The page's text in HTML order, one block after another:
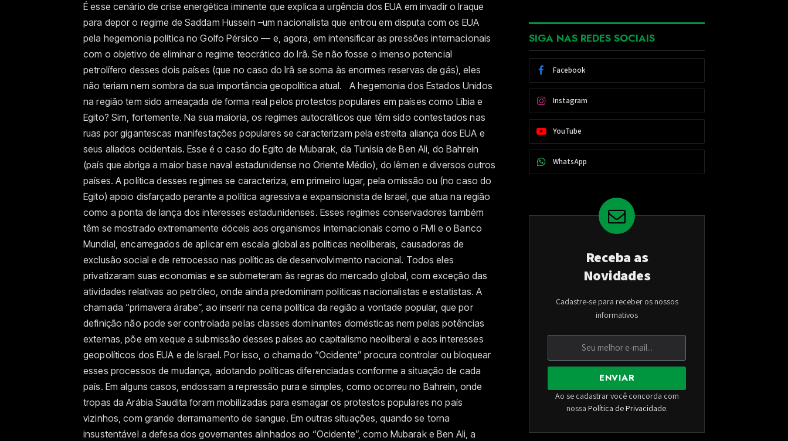
É esse cenário de crise energética iminente que explica a urgência dos EUA em invadir o Iraque
para depor o regime de Saddam Hussein –um nacionalista que entrou em disputa com os EUA
pela hegemonia política no Golfo Pérsico — e, agora, em intensificar as pressões internacionais
com o objetivo de eliminar o regime teocrático do Irã. Se não fosse o imenso potencial
petrolífero desses dois países (que no caso do Irã se soma às enormes reservas de gás), eles
não teriam nem sombra da sua importância geopolítica atual. A hegemonia dos Estados Unidos
na região tem sido ameaçada de forma real pelos protestos populares em países como Líbia e
Egito? Sim, fortemente. Na sua maioria, os regimes autocráticos que têm sido contestados nas
ruas por gigantescas manifestações populares se caracterizam pela estreita aliança dos EUA e
seus aliados ocidentais. Esse é o caso do Egito de Mubarak, da Tunísia de Ben Ali, do Bahrein
(país que abriga a maior base naval estadunidense no Oriente Médio), do Iêmen e diversos outros
países. A política desses regimes se caracteriza, em primeiro lugar, pela omissão ou (no caso do
Egito) apoio disfarçado perante a política agressiva e expansionista de Israel, que atua na região
como a ponta de lança dos interesses estadunidenses. Esses regimes conservadores também
têm se mostrado extremamente dóceis aos organismos internacionais como o FMI e o Banco
Mundial, encarregados de aplicar em escala global as políticas neoliberais, causadoras de
exclusão social e de retrocesso nas políticas de desenvolvimento nacional. Todos eles
privatizaram suas economias e se submeteram às regras do mercado global, com exceção das
atividades relativas ao petróleo, onde ainda predominam políticas nacionalistas e estatistas. A
chamada “primavera árabe”, ao inserir na cena política da região a vontade popular, que por
definição não pode ser controlada pelas classes dominantes domésticas nem pelas potências
externas, põe em xeque a submissão desses países ao capitalismo neoliberal e aos interesses
geopolíticos dos EUA e de Israel. Por isso, o chamado “Ocidente” procura controlar ou bloquear
esses processos de mudança, adotando políticas diferenciadas conforme a situação de cada
país. Em alguns casos, endossam a repressão pura e simples, como ocorreu no Bahrein, onde
tropas da Arábia Saudita foram mobilizadas para esmagar os protestos populares no país
vizinhos, com grande derramamento de sangue. Em outras situações, quando se torna
insustentável a defesa dos governantes alinhados ao “Ocidente”, como Mubarak e Ben Ali, a
SIGA NAS REDES SOCIAIS
Facebook
Instagram
YouTube
WhatsApp
Receba as
Novidades
Cadastre-se para receber os nossos
informativos
ENVIAR
Ao se cadastrar você concorda com
nossa Política de Privacidade.